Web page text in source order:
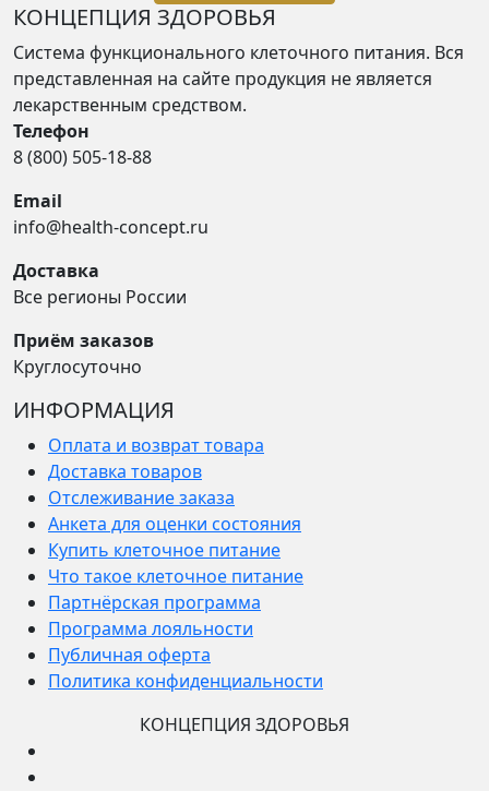
КОНЦЕПЦИЯ ЗДОРОВЬЯ
Система функционального клеточного питания. Вся
представленная на сайте продукция не является
лекарственным средством.
Телефон
8 (800) 505-18-88
Email
info@health-concept.ru
Доставка
Все регионы России
Приём заказов
Круглосуточно
ИНФОРМАЦИЯ
Оплата и возврат товара
Доставка товаров
Отслеживание заказа
Анкета для оценки состояния
Купить клеточное питание
Что такое клеточное питание
Партнёрская программа
Программа лояльности
Публичная оферта
Политика конфиденциальности
КОНЦЕПЦИЯ ЗДОРОВЬЯ